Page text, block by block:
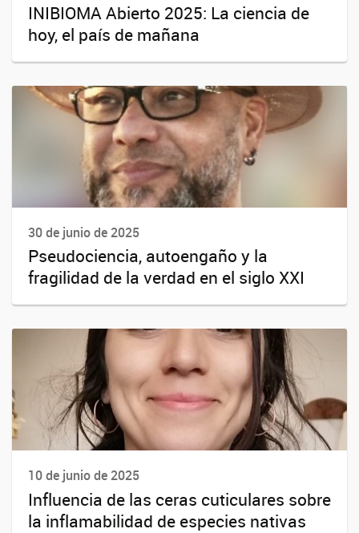
INIBIOMA Abierto 2025: La ciencia de
hoy, el país de mañana
30 de junio de 2025
Pseudociencia, autoengaño y la
fragilidad de la verdad en el siglo XXI
10 de junio de 2025
Influencia de las ceras cuticulares sobre
la inflamabilidad de especies nativas